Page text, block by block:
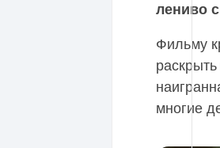
лениво
Фильму
многие